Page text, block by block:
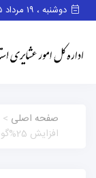
دوشنبه ، ۱۹ مرداد ۱۴۰۵
صفحه اصلی >
افزایش 25%گوشت تولیدی توسط عشایر کرمان